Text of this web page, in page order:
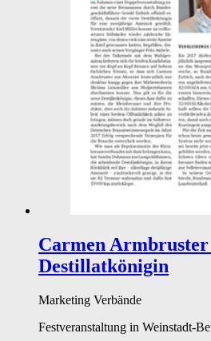
Carmen Armbruster
Destillatkönigin
Marketing Verbände
Festveranstaltung in Weinstadt-